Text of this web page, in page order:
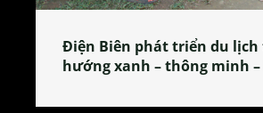
Làng làm bánh tẻ Phú Nhi
tỏa đặc sản xứ Đoài